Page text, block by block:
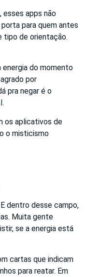
esses apps não
para quem antes
tipo de orientação.
energia do momento
por
pra negar é o
os aplicativos de
o misticismo
dentro desse campo,
Muita gente
se a energia está
cartas que indicam
para reatar. Em